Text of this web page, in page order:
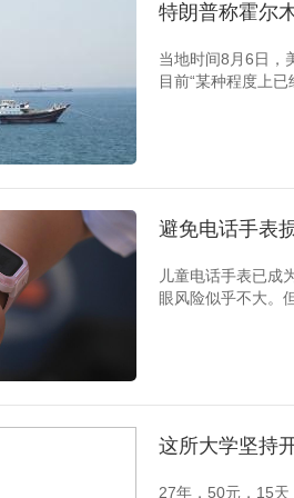
特朗普称霍尔
当地时间8月6日，
目前“某种程度上
避免电话手表
儿童电话手表已成
眼风险似乎不大。
这所大学坚持
27年，50元，15